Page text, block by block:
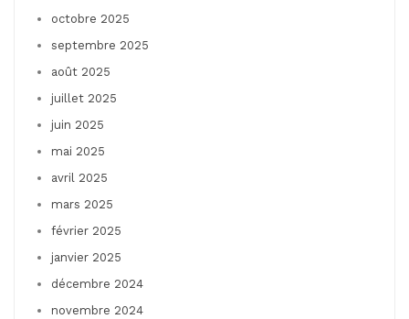
octobre 2025
septembre 2025
août 2025
juillet 2025
juin 2025
mai 2025
avril 2025
mars 2025
février 2025
janvier 2025
décembre 2024
novembre 2024